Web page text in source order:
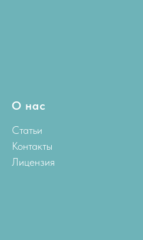
О нас
Статьи
Контакты
Лицензия